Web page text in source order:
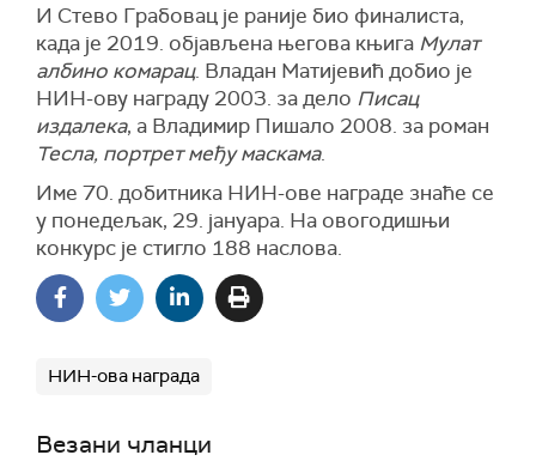
И Стево Грабовац је раније био финалиста,
када је 2019. објављена његова књига Мулат
албино комарац. Владан Матијевић добио је
НИН-ову награду 2003. за дело Писац
издалека, а Владимир Пишало 2008. за роман
Тесла, портрет међу маскама.
Име 70. добитника НИН-ове награде знаће се
у понедељак, 29. јануара. На овогодишњи
конкурс је стигло 188 наслова.
НИН-ова награда
Везани чланци